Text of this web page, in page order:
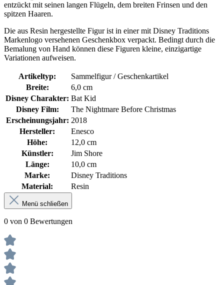
entzückt mit seinen langen Flügeln, dem breiten Frinsen und den
spitzen Haaren.
Die aus Resin hergestellte Figur ist in einer mit Disney Traditions
Markenlogo versehenen Geschenkbox verpackt. Bedingt durch die
Bemalung von Hand können diese Figuren kleine, einzigartige
Variationen aufweisen.
Artikeltyp:
Sammelfigur / Geschenkartikel
Breite:
6,0 cm
Disney Charakter: Bat Kid
Disney Film:
The Nightmare Before Christmas
Erscheinungsjahr: 2018
Hersteller:
Enesco
Höhe:
12,0 cm
Künstler:
Jim Shore
Länge:
10,0 cm
Marke:
Disney Traditions
Material:
Resin
Menü schließen
0 von 0 Bewertungen